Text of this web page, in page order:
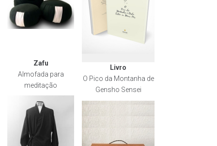
Zafu
Almofada para
meditação
Livro
O Pico da Montanha de
Gensho Sensei